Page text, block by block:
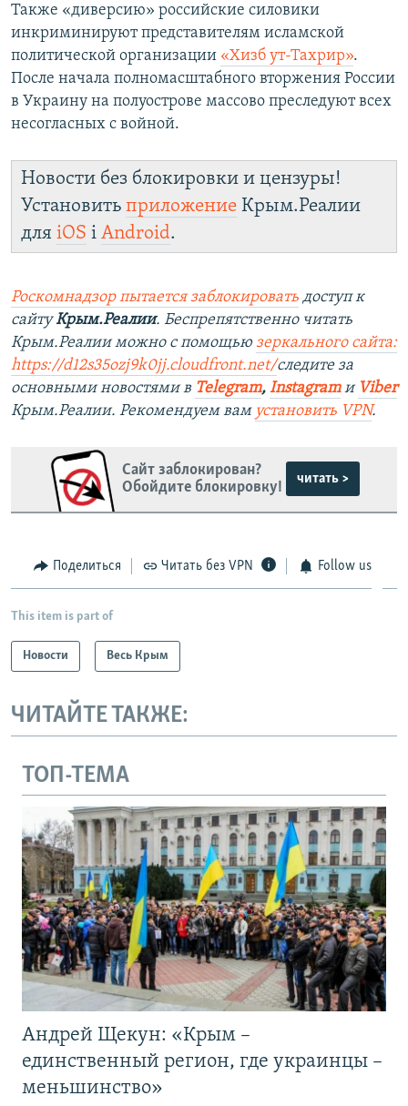
Также «диверсию» российские силовики
инкриминируют представителям исламской
политической организации «Хизб ут-Тахрир».
После начала полномасштабного вторжения России
в Украину на полуострове массово преследуют всех
несогласных с войной.
Новости без блокировки и цензуры!
Установить приложение Крым.Реалии
для iOS і Android.
Роскомнадзор пытается заблокировать доступ к
сайтуКрым.Реалии. Беспрепятственно читать
Крым.Реалии можно с помощью зеркального сайта:
https://d12s35ozj9k0jj.cloudfront.net/следите за
основными новостями в Telegram, Instagram и Viber
Крым.Реалии. Рекомендуем вам установить VPN.
Сайт заблокирован?
Обойдите блокировку!
читать >
Поделиться Читать без VPN Follow us
This item is part of
Новости Весь Крым
ЧИТАЙТЕ ТАКЖЕ:
ТОП-ТЕМА
Андрей Щекун: «Крым –
единственный регион, где украинцы –
меньшинство»